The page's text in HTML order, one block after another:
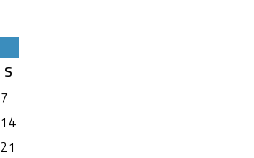
S
7
14
21